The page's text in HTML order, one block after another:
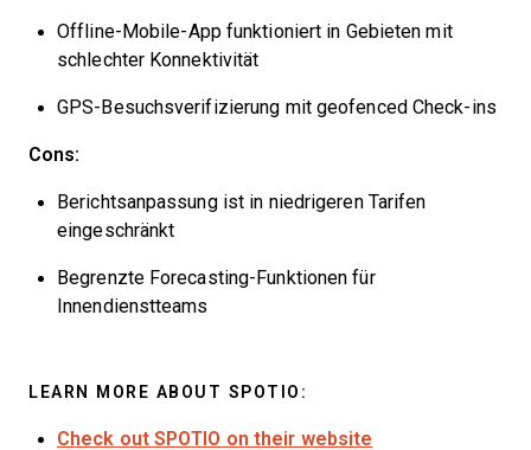
Offline-Mobile-App funktioniert in Gebieten mit
schlechter Konnektivität
GPS-Besuchsverifizierung mit geofenced Check-ins
Cons:
Berichtsanpassung ist in niedrigeren Tarifen
eingeschränkt
Begrenzte Forecasting-Funktionen für
Innendienstteams
LEARN MORE ABOUT SPOTIO:
Check out SPOTIO on their website